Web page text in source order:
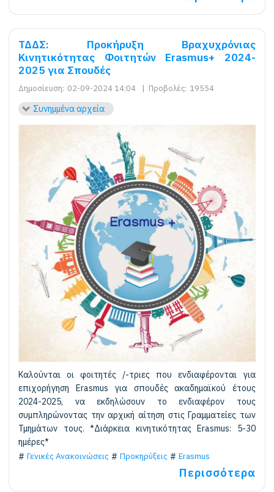
ΤΔΔΣ: Προκήρυξη Βραχυχρόνιας
Kινητικότητας Φοιτητών Erasmus+ 2024-
2025 για Σπουδές
Δημοσίευση: 02-09-2024 14:04 | Προβολές: 19554
Συνημμένα αρχεία
Καλούνται οι φοιτητές /-τριες που ενδιαφέρονται για
επιχορήγηση Erasmus για σπουδές ακαδημαϊκού έτους
2024-2025, να εκδηλώσουν το ενδιαφέρον τους
συμπληρώνοντας την αρχική αίτηση στις Γραμματείες των
Τμημάτων τους. *Διάρκεια κινητικότητας Erasmus: 5-30
ημέρες*
Γενικές Ανακοινώσεις
Προκηρύξεις Erasmus
Περισσότερα